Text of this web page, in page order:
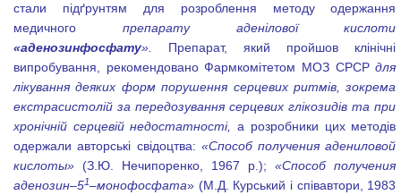
стали підґрунтям для розроблення методу одержання
медичного препарату аденілової кислоти
«аденозинфосфату». Препарат, який пройшов клінічні
випробування, рекомендовано Фармкомітетом МОЗ СРСРдля
лікування деяких форм порушення серцевих ритмів, зокрема
екстрасистолій за передозування серцевих глікозидів та при
хронічній серцевій недостатності, а розробники цих методів
одержали авторські свідоцтва: «Способ получения адениловой
кислоты» (З.Ю. Нечипоренко, 1967 р.);«Способ получения
аденозин–51–монофосфата» (М.Д. Курський і співавтори, 1983